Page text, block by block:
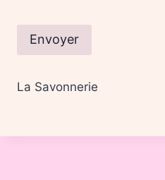
La Savonnerie